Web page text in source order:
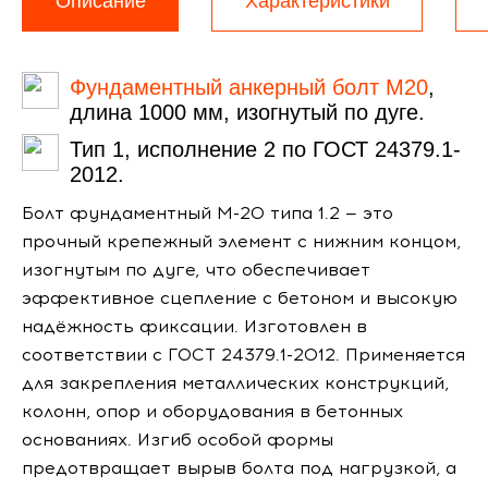
Фундаментный анкерный болт М20,
длина 1000 мм, изогнутый по дуге.
Тип 1, исполнение 2 по ГОСТ 24379.1-
2012.
Болт фундаментный М-20 типа 1.2 — это
прочный крепежный элемент с нижним концом,
изогнутым по дуге, что обеспечивает
эффективное сцепление с бетоном и высокую
надёжность фиксации. Изготовлен в
соответствии с ГОСТ 24379.1-2012. Применяется
для закрепления металлических конструкций,
колонн, опор и оборудования в бетонных
основаниях. Изгиб особой формы
предотвращает вырыв болта под нагрузкой, а